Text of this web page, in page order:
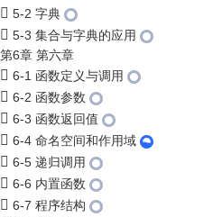
5-2 字典
5-3 集合与字典的应用
第6章 第六章
6-1 函数定义与调用
6-2 函数参数
6-3 函数返回值
6-4 命名空间和作用域
6-5 递归调用
6-6 内置函数
6-7 程序结构